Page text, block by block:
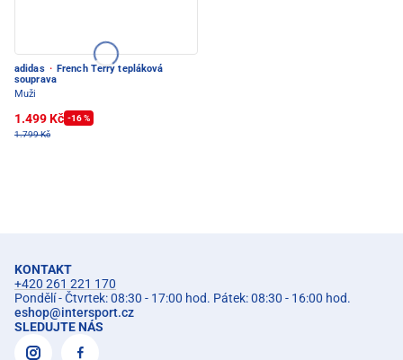
adidas · French Terry tepláková
souprava
Muži
1.499 Kč -16 %
1.799 Kč
KONTAKT
+420 261 221 170
Pondělí - Čtvrtek: 08:30 - 17:00 hod. Pátek: 08:30 - 16:00 hod.
eshop@intersport.cz
SLEDUJTE NÁS